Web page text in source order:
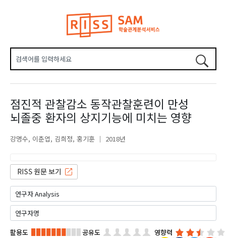
점진적 관찰감소 동작관찰훈련이 만성
뇌졸중 환자의 상지기능에 미치는 영향
강명수 이춘엽 김희정 홍기훈 2018년
활용도 공유도 영향력